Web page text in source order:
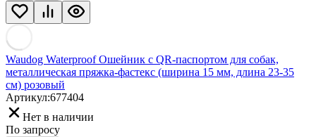
Waudog Waterproof Ошейник с QR-паспортом для собак,
металлическая пряжка-фастекс (ширина 15 мм, длина 23-35
см) розовый
Артикул:677404
Нет в наличии
По запросу